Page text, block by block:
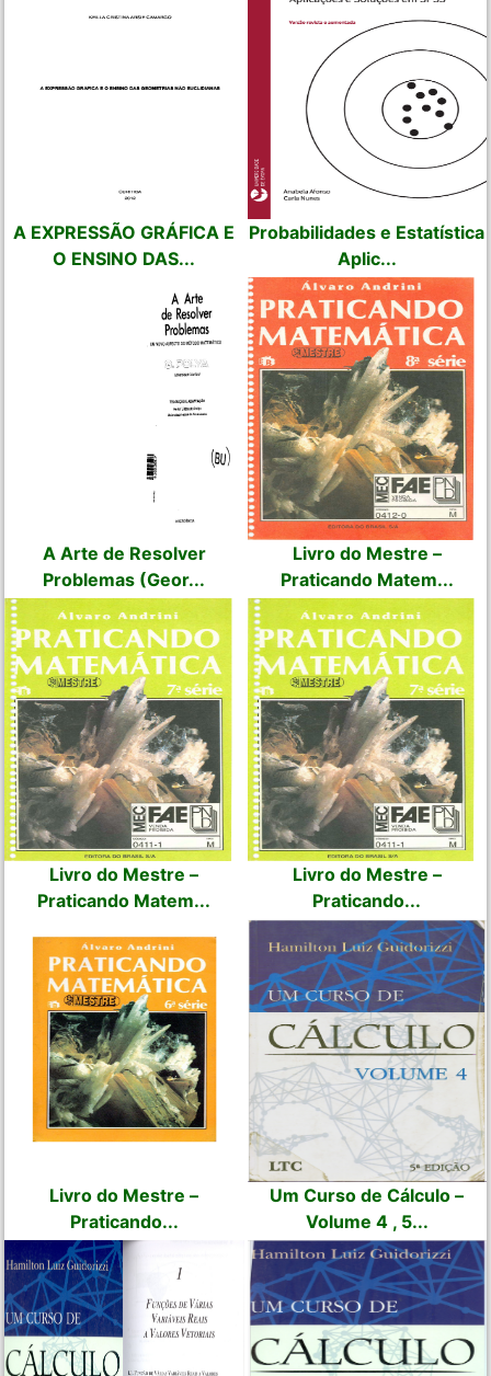
A EXPRESSÃO GRÁFICA E
O ENSINO DAS...
Probabilidades e Estatística
Aplic...
A Arte de Resolver
Problemas (Geor...
Livro do Mestre –
Praticando Matem...
Livro do Mestre –
Praticando Matem...
Livro do Mestre –
Praticando...
Livro do Mestre –
Praticando...
Um Curso de Cálculo –
Volume 4 , 5...